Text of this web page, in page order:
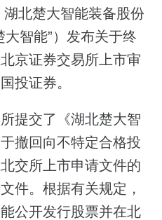
湖北楚大智能装备股份
智能”）发布关于终
京证券交易所上市审
投证券。
提交了《湖北楚大智
撤回向不特定合格投
交所上市申请文件的
件。根据有关规定，
公开发行股票并在北